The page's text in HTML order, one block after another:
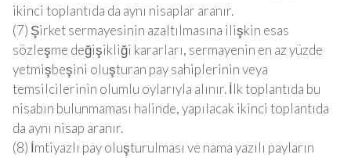
ikinci toplantıda da aynı nisaplar aranır.
(7) Şirket sermayesinin azaltılmasına ilişkin esas
sözleşme değişikliği kararları, sermayenin en az yüzde
yetmişbeşini oluşturan pay sahiplerinin veya
temsilcilerinin olumlu oylarıyla alınır. İlk toplantıda bu
nisabın bulunmaması halinde, yapılacak ikinci toplantıda
da aynı nisap aranır.
(8) İmtiyazlı pay oluşturulması ve nama yazılı payların